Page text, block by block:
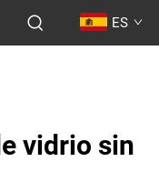
ES
vidrio sin